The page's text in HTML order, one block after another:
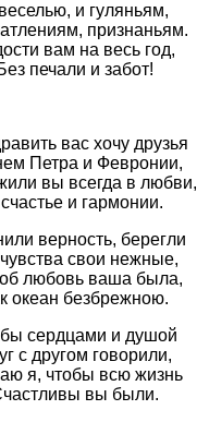
и гуляньям,
признаньям.
вам на весь год,
печали и забот!
вас хочу друзья
Петра и Февронии,
вы всегда в любви,
и гармонии.
верность, берегли
свои нежные,
любовь ваша была,
океан безбрежною.
сердцами и душой
с другом говорили,
я, чтобы всю жизнь
вы были.